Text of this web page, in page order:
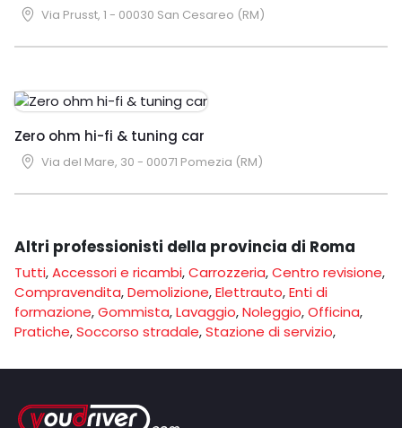
Via Prusst, 1 - 00030 San Cesareo (RM)
Zero ohm hi-fi & tuning car
Via del Mare, 30 - 00071 Pomezia (RM)
Altri professionisti della provincia di Roma
Tutti,Accessori e ricambi,Carrozzeria,Centro revisione,
Compravendita,Demolizione,Elettrauto,Enti di
formazione,Gommista,Lavaggio,Noleggio,Officina,
Pratiche,Soccorso stradale,Stazione di servizio,